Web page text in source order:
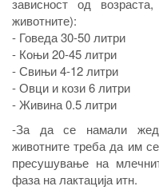
животните):
- Говеда 30-50 литри
- Коњи 20-45 литри
- Свињи 4-12 литри
- Овци и кози 6 литри
- Живина 0.5 литри
-За да се намали
животните треба да им
пресушување на
фаза на лактација итн.